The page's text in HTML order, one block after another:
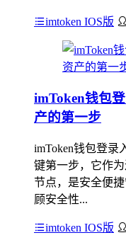
imtoken IOS版
imToken钱包
产的第一步
imToken钱包登录
键第一步，它作
节点，是安全便
顾安全性...
imtoken IOS版